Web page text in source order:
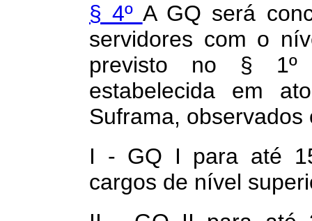
§ 4º A GQ será
servidores com o
previsto no § 1º
estabelecida em
Suframa,
I - GQ I para até
cargos de nível